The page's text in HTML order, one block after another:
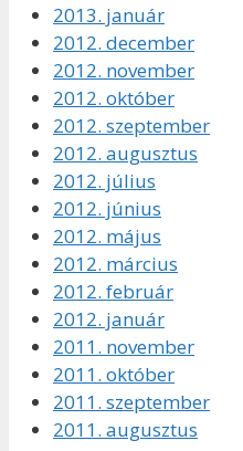
2013. január
2012. december
2012. november
2012. október
2012. szeptember
2012. augusztus
2012. július
2012. június
2012. május
2012. március
2012. február
2012. január
2011. november
2011. október
2011. szeptember
2011. augusztus